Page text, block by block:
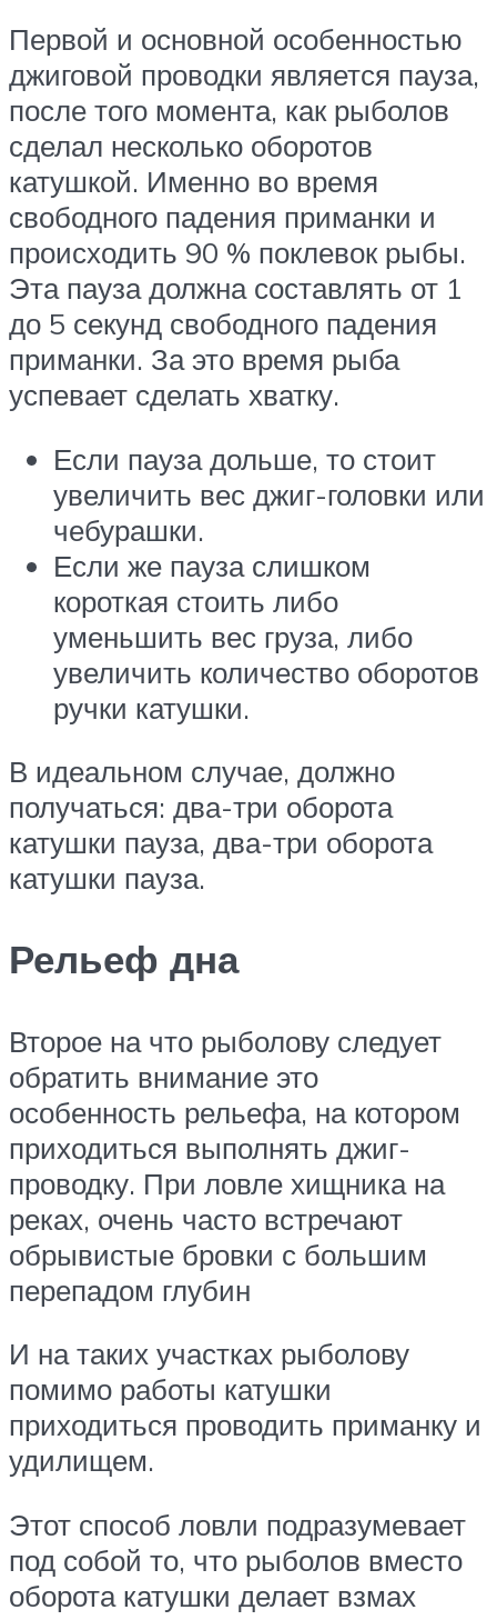
Первой и основной особенностью
джиговой проводки является пауза,
после того момента, как рыболов
сделал несколько оборотов
катушкой. Именно во время
свободного падения приманки и
происходить 90 % поклевок рыбы.
Эта пауза должна составлять от 1
до 5 секунд свободного падения
приманки. За это время рыба
успевает сделать хватку.
Если пауза дольше, то стоит
увеличить вес джиг-головки или
чебурашки.
Если же пауза слишком
короткая стоить либо
уменьшить вес груза, либо
увеличить количество оборотов
ручки катушки.
В идеальном случае, должно
получаться: два-три оборота
катушки пауза, два-три оборота
катушки пауза.
Рельеф дна
Второе на что рыболову следует
обратить внимание это
особенность рельефа, на котором
приходиться выполнять джиг-
проводку. При ловле хищника на
реках, очень часто встречают
обрывистые бровки с большим
перепадом глубин
И на таких участках рыболову
помимо работы катушки
приходиться проводить приманку и
удилищем.
Этот способ ловли подразумевает
под собой то, что рыболов вместо
оборота катушки делает взмах